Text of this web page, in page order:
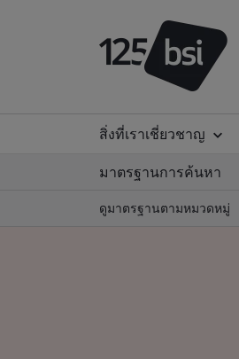
สิ่งที่เราเชี่ยวชาญ
มาตรฐานการค้นหา
ดูมาตรฐานตามหมวดหมู่